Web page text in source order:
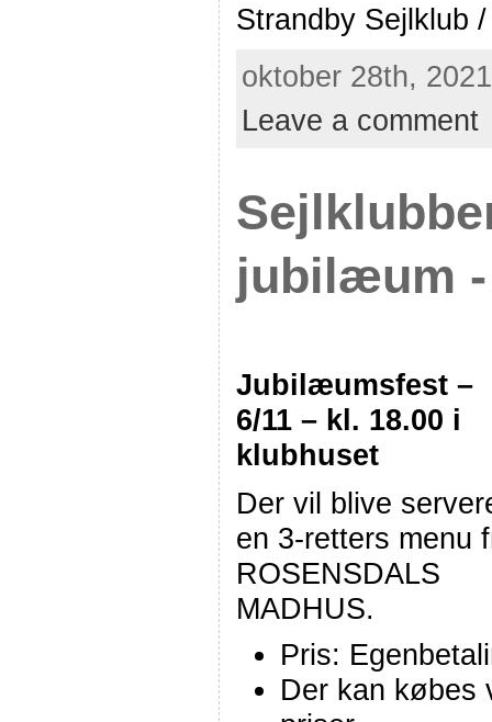
Strandby Sejlklub
oktober 28th,
Leave a comment
jubilæum
Jubilæumsfest –
6/11 – kl. 18.00 i
klubhuset
Der vil blive
en 3-retters menu
ROSENSDALS
MADHUS.
Pris:
Der kan købes